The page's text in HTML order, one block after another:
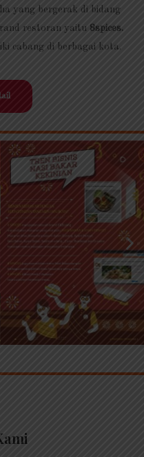
yang bergerak di bidang
restoran yaitu 8spices.
cabang di berbagai kota.